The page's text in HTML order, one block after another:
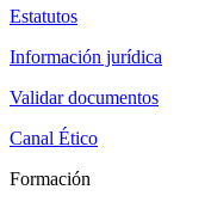
Estatutos
Información jurídica
Validar documentos
Canal Ético
Formación